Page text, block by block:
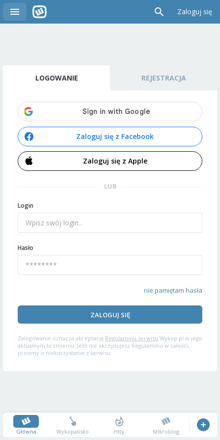
Zaloguj się
LOGOWANIE REJESTRACJA
Zaloguj się z Facebook
Zaloguj się z Apple
LUB
Login
Hasło
nie pamiętam hasła
ZALOGUJ SIĘ
Zalogowanie oznacza akceptację Regulaminu serwisu Wykop.pl w jego
aktualnym brzmieniu. Jeśli nie akceptujesz Regulaminu w całości,
prosimy o niekorzystanie z serwisu.
Główna Wykopalisko Hity Mikroblog